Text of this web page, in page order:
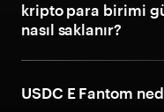
kripto para birimi
nasıl saklanır?
USDC E Fantom